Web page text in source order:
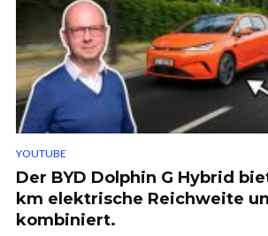
YOUTUBE
Der BYD Dolphin G Hybrid
km elektrische Reichweite
kombiniert.